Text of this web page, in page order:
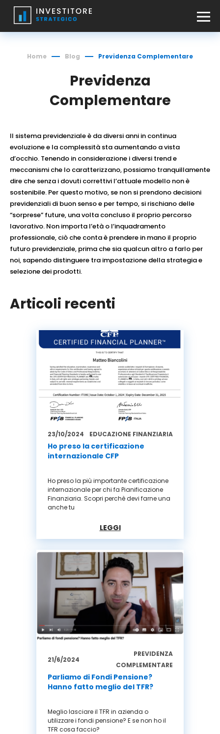
Home Blog Previdenza Complementare
Previdenza
Complementare
Il sistema previdenziale è da diversi anni in continua
evoluzione e la complessità sta aumentando a vista
d’occhio. Tenendo in considerazione i diversi trend e
meccanismi che lo caratterizzano, possiamo tranquillamente
dire che senza i dovuti correttivi l’attuale modello non è
sostenibile. Per questo motivo, se non si prendono decisioni
previdenziali di buon senso e per tempo, si rischiano delle
“sorprese” future, una volta concluso il proprio percorso
lavorativo. Non importa l’età o l’inquadramento
professionale, ciò che conta è prendere in mano il proprio
futuro previdenziale, prima che sia qualcun altro a farlo per
noi, sapendo distinguere tra impostazione della strategia e
selezione dei prodotti.
Articoli recenti
23/10/2024 EDUCAZIONE FINANZIARIA
Ho preso la certificazione
internazionale CFP
Ho preso la più importante certificazione
internazionale per chi fa Pianificazione
Finanziaria. Scopri perchè devi farne una
anche tu
LEGGI
21/6/2024
PREVIDENZA
COMPLEMENTARE
Parliamo di Fondi Pensione?
Hanno fatto meglio del TFR?
Meglio lasciare il TFR in azienda o
utilizzare i fondi pensione? E se non ho il
TFR cosa faccio?